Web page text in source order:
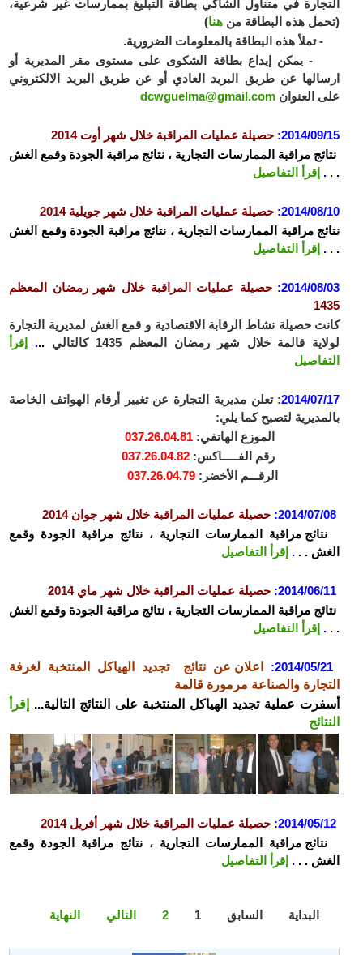
التجارة في متناول الشاكي بطاقة التبليغ بممارسات غير شرعية،
(تحمل هذه البطاقة من هنا)
- تملأ هذه البطاقة بالمعلومات الضرورية.
- يمكن إيداع بطاقة الشكوى على مستوى مقر المديرية أو
ارسالها عن طريق البريد العادي أو عن طريق البريد الالكتروني
على العنوان dcwguelma@gmail.com
2014/09/15: حصيلة عمليات المراقبة خلال شهر أوت 2014
نتائج مراقبة الممارسات التجارية ، نتائج مراقبة الجودة وقمع الغش
. .
. إقرأ التفاصيل
2014/08/10: حصيلة عمليات المراقبة خلال شهر جويلية 2014
نتائج مراقبة الممارسات التجارية ، نتائج مراقبة الجودة وقمع الغش
. .
. إقرأ التفاصيل
2014/08/03:
حصيلة عمليات المراقبة خلال شهر رمضان المعظم
1435
كانت حصيلة نشاط الرقابة الاقتصادية و قمع الغش لمديرية التجارة
لولاية قالمة خلال شهر رمضان المعظم 1435 كالتالي
..
.
إقرأ
التفاصيل
2014/07/17: تعلن مديرية التجارة عن تغيير أرقام الهواتف الخاصة
بالمديرية لتصبح كما يلي:
الموزع الهاتفي: 037.26.04.81
رقم الفـــــاكس: 037.26.04.82
الرقـــم الأخضر: 037.26.04.79
2014/07/08: حصيلة عمليات المراقبة خلال شهر جوان 2014
نتائج مراقبة الممارسات التجارية ، نتائج مراقبة الجودة وقمع
الغش . . . إقرأ التفاصيل
2014/06/11: حصيلة عمليات المراقبة خلال شهر ماي 2014
نتائج مراقبة الممارسات التجارية ، نتائج مراقبة الجودة وقمع الغش
. .
. إقرأ التفاصيل
2014/05/21
:
اعلان عن نتائج تجديد الهياكل المنتخبة لغرفة
التجارة والصناعة مرمورة قالمة
أسفرت عملية تجديد الهياكل المنتخبة على النتائج التالية...
إقرأ
النتائج
2014/05/12: حصيلة عمليات المراقبة خلال شهر أفريل 2014
نتائج مراقبة الممارسات التجارية ، نتائج مراقبة الجودة وقمع
الغش . . . إقرأ التفاصيل
البداية السابق 1
2 التالي النهاية